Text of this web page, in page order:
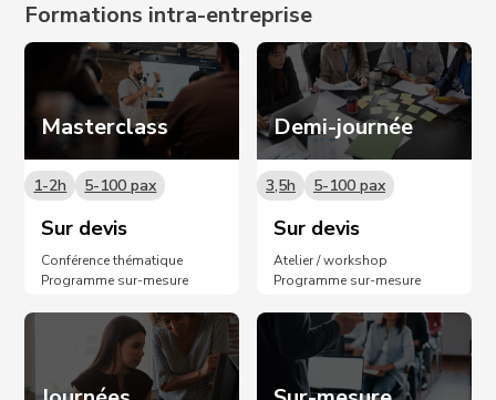
Formations intra-entreprise
Masterclass
1-2h 5-100 pax
Sur devis
Conférence thématique
Programme sur-mesure
Demi-journée
3,5h 5-100 pax
Sur devis
Atelier / workshop
Programme sur-mesure